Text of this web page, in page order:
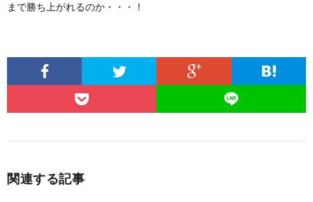
まで勝ち上がれるのか・・・！
関連する記事